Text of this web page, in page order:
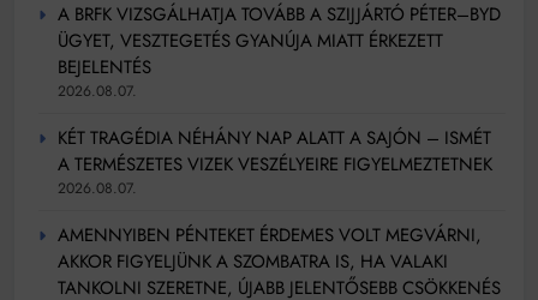
A BRFK VIZSGÁLHATJA TOVÁBB A SZIJJÁRTÓ PÉTER–BYD
ÜGYET, VESZTEGETÉS GYANÚJA MIATT ÉRKEZETT
BEJELENTÉS
2026.08.07.
KÉT TRAGÉDIA NÉHÁNY NAP ALATT A SAJÓN – ISMÉT
A TERMÉSZETES VIZEK VESZÉLYEIRE FIGYELMEZTETNEK
2026.08.07.
AMENNYIBEN PÉNTEKET ÉRDEMES VOLT MEGVÁRNI,
AKKOR FIGYELJÜNK A SZOMBATRA IS, HA VALAKI
TANKOLNI SZERETNE, ÚJABB JELENTŐSEBB CSÖKKENÉS